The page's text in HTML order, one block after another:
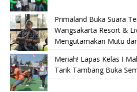
Primaland Buka Suara
Wangsakarta Resort &
Mengutamakan Mutu
Meriah! Lapas Kelas I
Tarik Tambang Buka